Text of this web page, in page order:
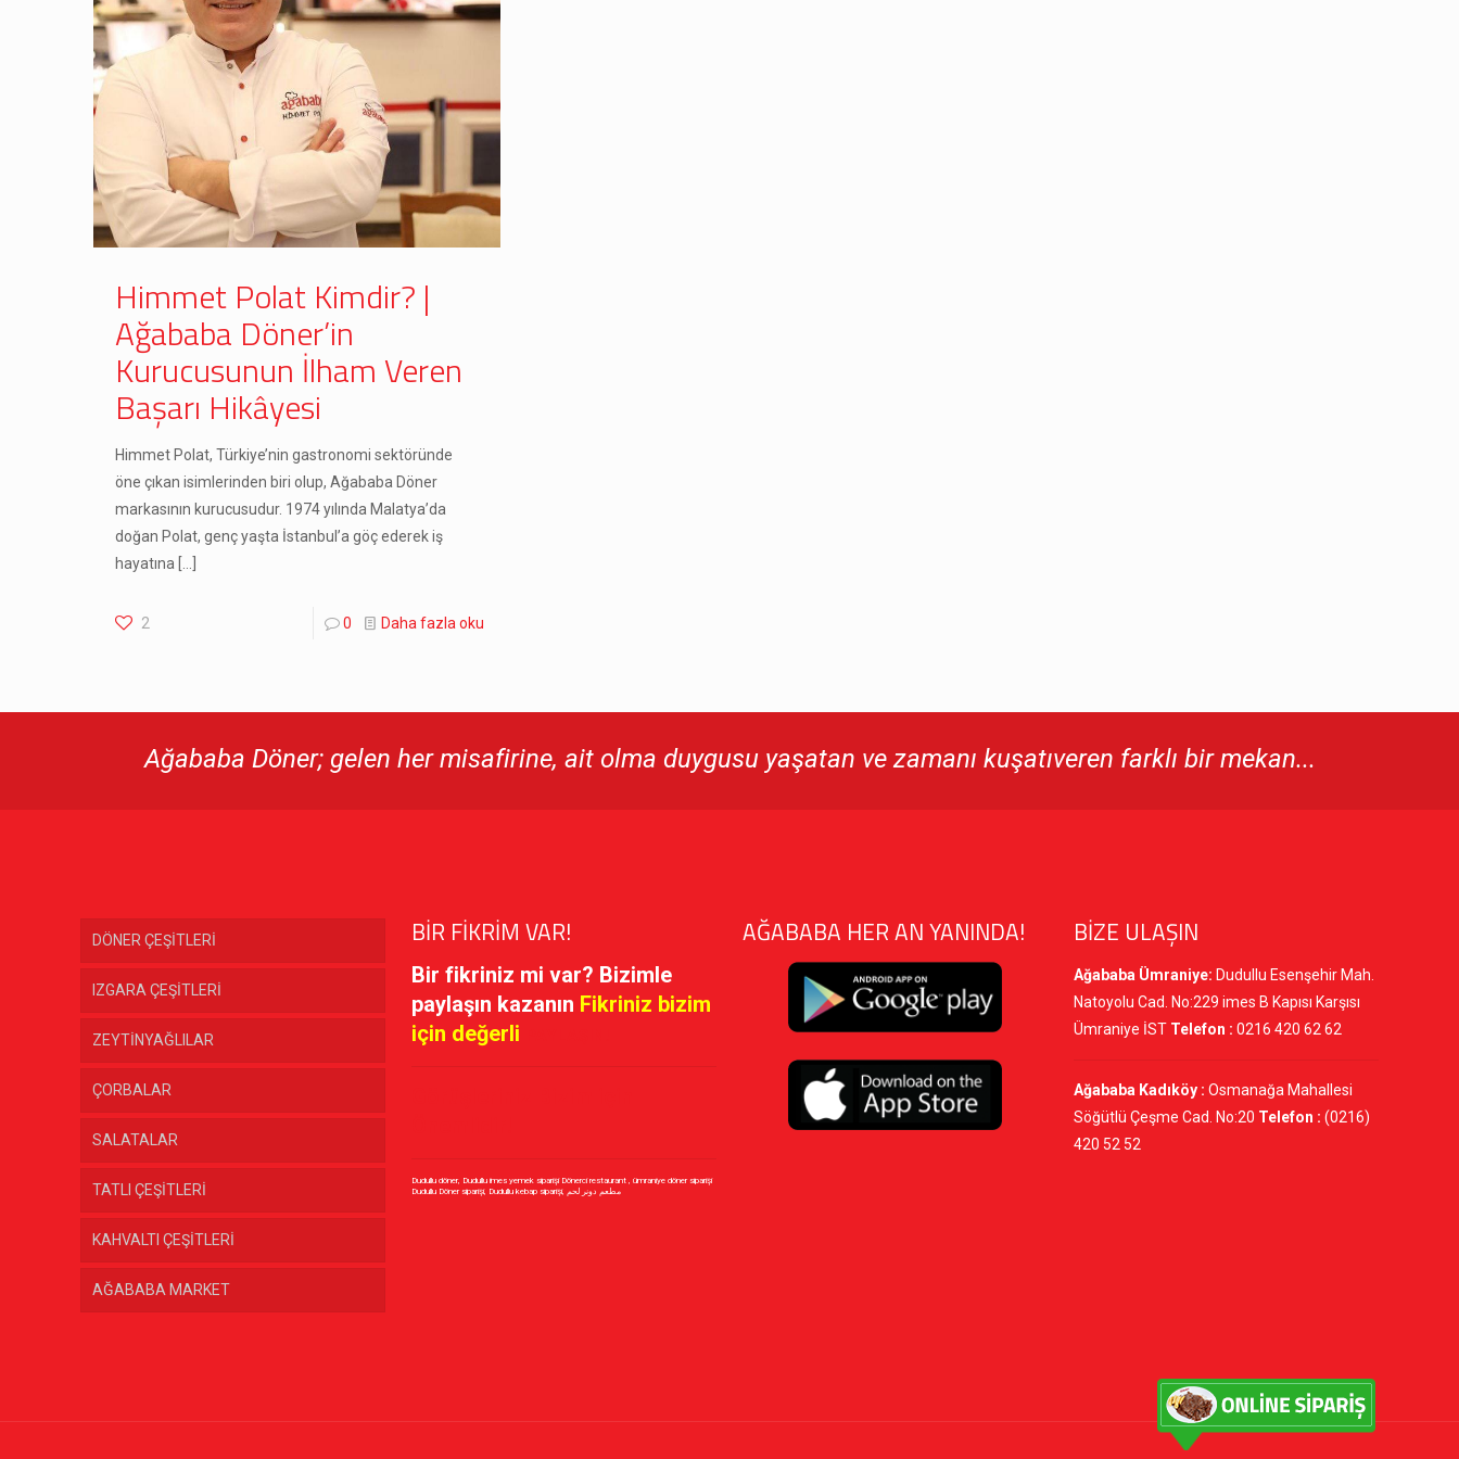
Himmet Polat Kimdir? |
Ağababa Döner’in
Kurucusunun İlham Veren
Başarı Hikâyesi
Himmet Polat, Türkiye’nin gastronomi sektöründe
öne çıkan isimlerinden biri olup, Ağababa Döner
markasının kurucusudur. 1974 yılında Malatya’da
doğan Polat, genç yaşta İstanbul’a göç ederek iş
hayatına
2 0 Daha fazla oku
Ağababa Döner; gelen her misafirine, ait olma duygusu yaşatan ve zamanı kuşatıveren farklı bir mekan...
DÖNER ÇEŞİTLERİ
IZGARA ÇEŞİTLERİ
ZEYTİNYAĞLILAR
ÇORBALAR
SALATALAR
TATLI ÇEŞİTLERİ
KAHVALTI ÇEŞİTLERİ
AĞABABA MARKET
BİR FİKRİM VAR!
Bir fikriniz mi var? Bizimle
paylaşın kazanın Fikriniz bizim
için değerli
Dudullu döner, Dudullu imes yemek siparişi Dönerci restaurant , ümraniye döner siparişi
Dudullu Döner siparişi, Dudullu kebap siparişi, مطعم دونر لحم
AĞABABA HER AN YANINDA! BİZE ULAŞIN
Ağababa Ümraniye: Dudullu Esenşehir Mah.
Natoyolu Cad. No:229 imes B Kapısı Karşısı
Ümraniye İST Telefon : 0216 420 62 62
Ağababa Kadıköy : Osmanağa Mahallesi
Söğütlü Çeşme Cad. No:20 Telefon : (0216)
420 52 52